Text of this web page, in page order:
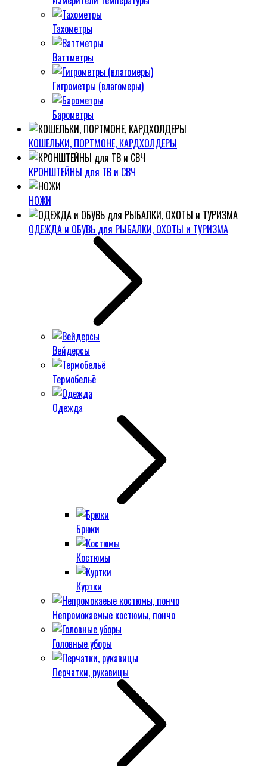
Тахометры
Ваттметры
Гигрометры (влагомеры)
Барометры
КОШЕЛЬКИ, ПОРТМОНЕ, КАРДХОЛДЕРЫ
КРОНШТЕЙНЫ для ТВ и СВЧ
НОЖИ
ОДЕЖДА и ОБУВЬ для РЫБАЛКИ, ОХОТЫ и ТУРИЗМА
Вейдерсы
Термобельё
Одежда
Брюки
Костюмы
Куртки
Непромокаемые костюмы, пончо
Головные уборы
Перчатки, рукавицы